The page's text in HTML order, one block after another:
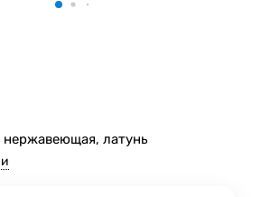
нержавеющая, латунь